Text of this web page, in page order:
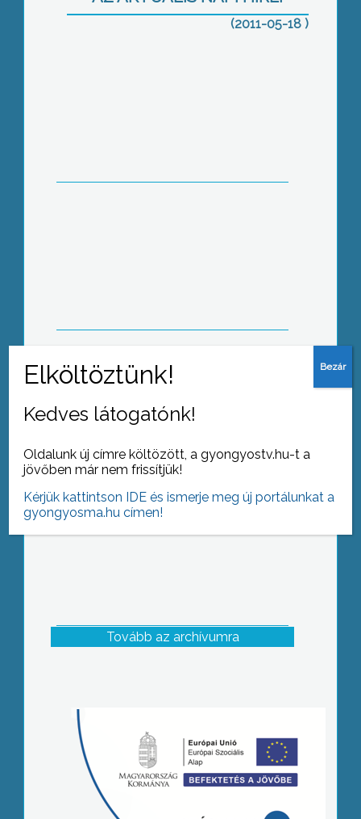
(2011-05-18 )
emberek figyelmét Gyöngyös a békére
Tovább az archívumra
Kedves látogatónk!
Oldalunk új címre költözött, a gyongyostv.hu-t a
jövőben már nem frissítjük!
Kérjük kattintson IDE és ismerje meg új portálunkat a
gyongyosma.hu címen!